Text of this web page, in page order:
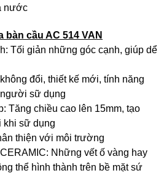
nước
cầu AC 514 VAN
Tối giản những góc cạnh, giúp dể
đổi, thiết kế mới, tính năng
sữ dụng
Tăng chiều cao lên 15mm, tạo
khi sữ dụng
thiện với môi trường
Những vết ố vàng hay
thể hình thành trên bề mặt sứ